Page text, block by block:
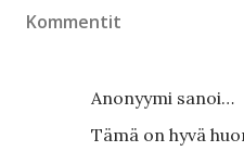
Kommentit
Anonyymi sanoi…
Tämä on hyvä